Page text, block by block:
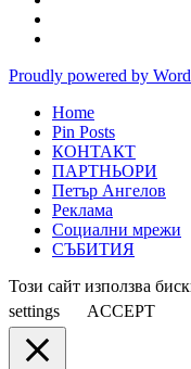
Proudly powered by
Home
Pin Posts
КОНТАКТ
ПАРТНЬОРИ
Петър Ангелов
Реклама
Социални мрежи
СЪБИТИЯ
Този сайт използва
settings
ACCEPT